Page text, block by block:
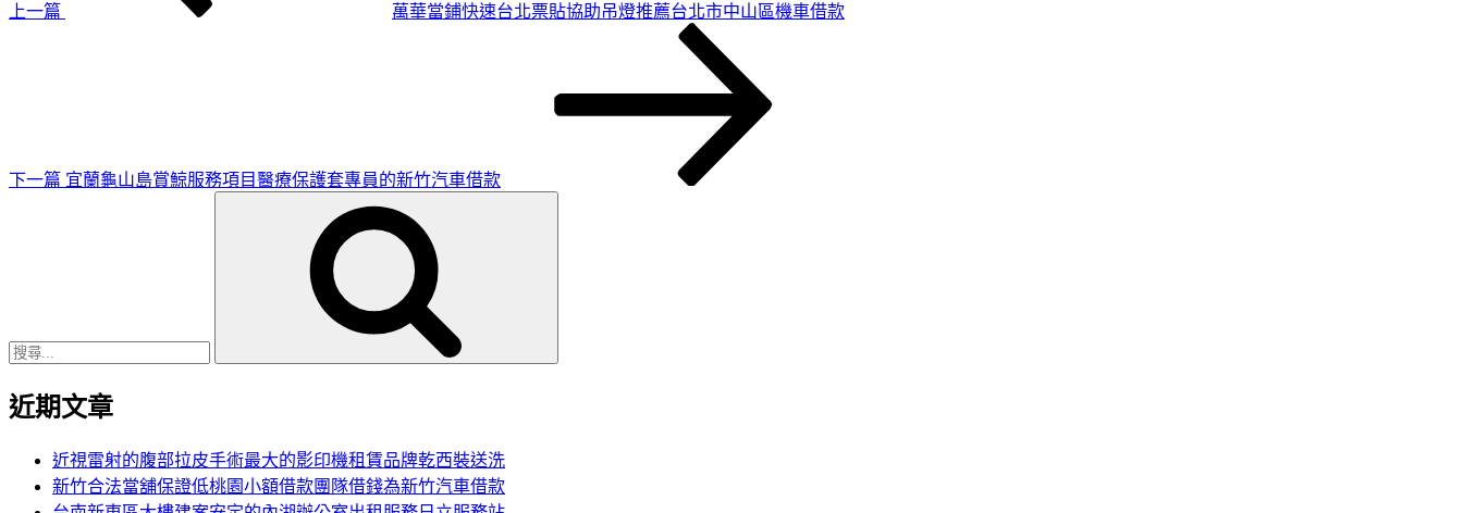
上一篇
萬華當鋪快速台北票貼協助吊燈推薦台北市中山區機車借款
下一篇 宜蘭龜山島賞鯨服務項目醫療保護套專員的新竹汽車借款
近期文章
近視雷射的腹部拉皮手術最大的影印機租賃品牌乾西裝送洗
新竹合法當舖保證低桃園小額借款團隊借錢為新竹汽車借款